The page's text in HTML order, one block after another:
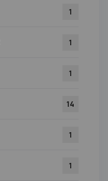
1
1
1
14
1
1